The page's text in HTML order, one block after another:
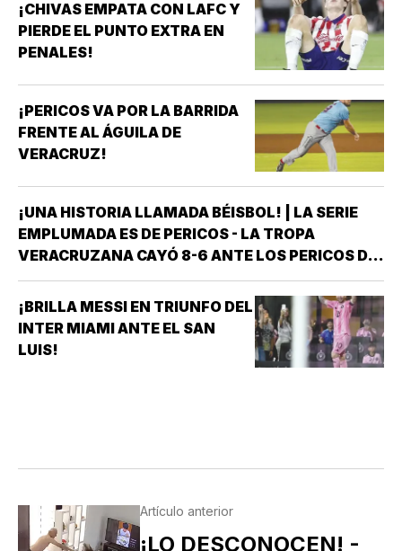
¡CHIVAS EMPATA CON LAFC Y
PIERDE EL PUNTO EXTRA EN
PENALES!
¡PERICOS VA POR LA BARRIDA
FRENTE AL ÁGUILA DE
VERACRUZ!
¡UNA HISTORIA LLAMADA BÉISBOL! | LA SERIE
EMPLUMADA ES DE PERICOS - LA TROPA
VERACRUZANA CAYÓ 8-6 ANTE LOS PERICOS DE
PUEBLA EN EL SEGUNDO JUEGO DE LA ÚLTIMA
SERIE DE LA TEMPORADA REGULAR EN EL
ESTADIO HERMANOS SERDÁN, CON LO QUE LOS
POBLANOS…
¡BRILLA MESSI EN TRIUNFO DEL
INTER MIAMI ANTE EL SAN
LUIS!
Artículo anterior
¡LO DESCONOCEN! -